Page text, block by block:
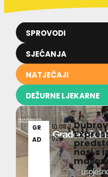
SPROVODI
SJEĆANJA
NATJEČAJI
DEŽURNE LJEKARNE
GR
AD
10.08.2
026
nosi s